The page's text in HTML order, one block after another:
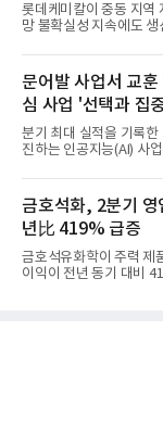
롯데케미칼이 중동 지역
망 불확실성 지속에도
어갔다.롯데케미칼이
액 5조6864억원, 영업이
일 밝혔다. 사업별로는
초소재사업·LC타이탄
출 3조9403억원, 영업이
보수 영향과 원료 가격
기 대비 수익성은 둔화
우호적인 환율 효과
문어발 사업서 교
심 사업 '선택과 집
분기 최대 실적을 기록
진하는 인공지능(AI) 사
라 투자에 나서는 것과
라는 플랫폼 경쟁력을
집중하는 전략이다. 과
겪었던 시행착오를 되풀
중하겠다는 취지로 풀이
오는 올해 2분기 연결 기
익 2770억원을 기록했다
금호석화, 2분기
년比 419% 급증
금호석유화학이 주력 제
이익이 전년 동기 대비